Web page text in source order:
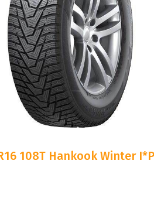
108T Hankook Winter